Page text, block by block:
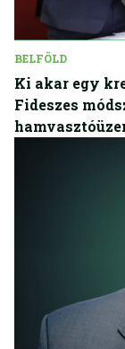
BELFÖLD
Ki akar egy
Fideszes